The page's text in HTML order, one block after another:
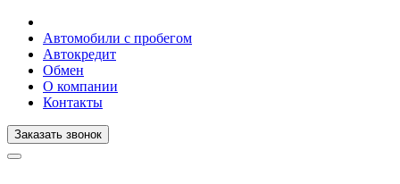
Автомобили с пробегом
Автокредит
Обмен
О компании
Контакты
Заказать звонок